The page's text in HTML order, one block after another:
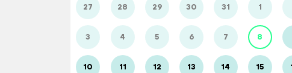
27 28 29 30 31 1
3 4 5 6 7 8
10 11 12 13 14 15